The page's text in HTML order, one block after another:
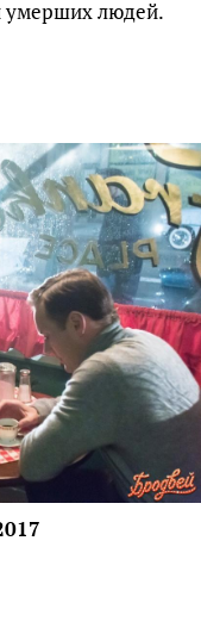
умерших людей.